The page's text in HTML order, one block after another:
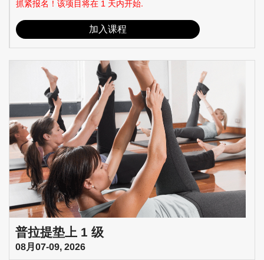
抓紧报名！该项目将在 1 天内开始.
加入课程
普拉提垫上 1 级
08月07-09, 2026